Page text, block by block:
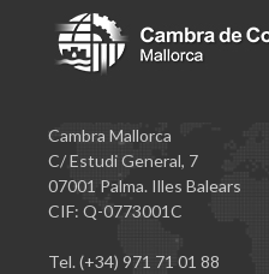
Cambra Mallorca
C/ Estudi General, 7
07001 Palma. Illes Balears
CIF: Q-0773001C
Tel. (+34) 971 71 01 88